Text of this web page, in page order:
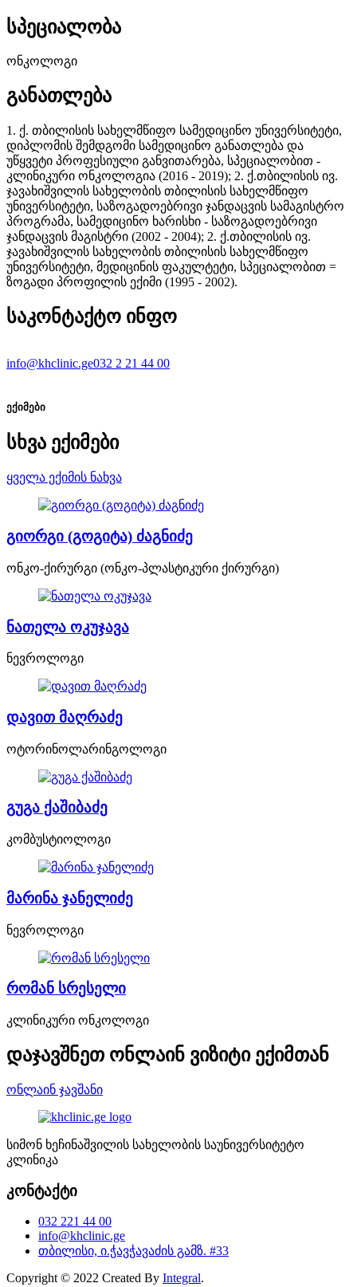
სპეციალობა
ონკოლოგი
განათლება
1. ქ. თბილისის სახელმწიფო სამედიცინო უნივერსიტეტი,
დიპლომის შემდგომი სამედიცინო განათლება და
უწყვეტი პროფესიული განვითარება, სპეციალობით -
კლინიკური ონკოლოგია (2016 - 2019); 2. ქ.თბილისის ივ.
ჯავახიშვილის სახელობის თბილისის სახელმწიფო
უნივერსიტეტი, საზოგადოებრივი ჯანდაცვის სამაგისტრო
პროგრამა, სამედიცინო ხარისხი - საზოგადოებრივი
ჯანდაცვის მაგისტრი (2002 - 2004); 2. ქ.თბილისის ივ.
ჯავახიშვილის სახელობის თბილისის სახელმწიფო
უნივერსიტეტი, მედიცინის ფაკულტეტი, სპეციალობით =
ზოგადი პროფილის ექიმი (1995 - 2002).
საკონტაქტო ინფო
info@khclinic.ge032 2 21 44 00
ექიმები
სხვა ექიმები
ყველა ექიმის ნახვა
გიორგი (გოგიტა) ძაგნიძე
ონკო-ქირურგი (ონკო-პლასტიკური ქირურგი)
ნათელა ოკუჯავა
ნევროლოგი
დავით მაღრაძე
ოტორინოლარინგოლოგი
გუგა ქაშიბაძე
კომბუსტიოლოგი
მარინა ჯანელიძე
ნევროლოგი
რომან სრესელი
კლინიკური ონკოლოგი
დაჯავშნეთ ონლაინ ვიზიტი ექიმთან
ონლაინ ჯავშანი
სიმონ ხეჩინაშვილის სახელობის საუნივერსიტეტო
კლინიკა
კონტაქტი
032 221 44 00
info@khclinic.ge
თბილისი, ი.ჭავჭავაძის გამზ. #33
Copyright © 2022 Created By Integral.